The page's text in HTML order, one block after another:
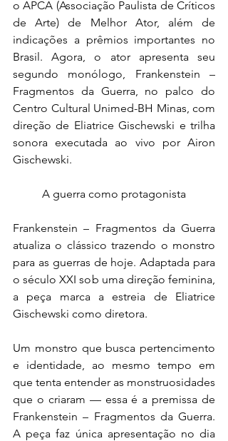
o APCA (Associação Paulista de Críticos
de Arte) de Melhor Ator, além de
indicações a prêmios importantes no
Brasil. Agora, o ator apresenta seu
segundo monólogo, Frankenstein –
Fragmentos da Guerra, no palco do
Centro Cultural Unimed-BH Minas, com
direção de Eliatrice Gischewski e trilha
sonora executada ao vivo por Airon
Gischewski.
A guerra como protagonista
Frankenstein – Fragmentos da Guerra
atualiza o clássico trazendo o monstro
para as guerras de hoje. Adaptada para
o século XXI sob uma direção feminina,
a peça marca a estreia de Eliatrice
Gischewski como diretora.
Um monstro que busca pertencimento
e identidade, ao mesmo tempo em
que tenta entender as monstruosidades
que o criaram — essa é a premissa de
Frankenstein – Fragmentos da Guerra.
A peça faz única apresentação no dia